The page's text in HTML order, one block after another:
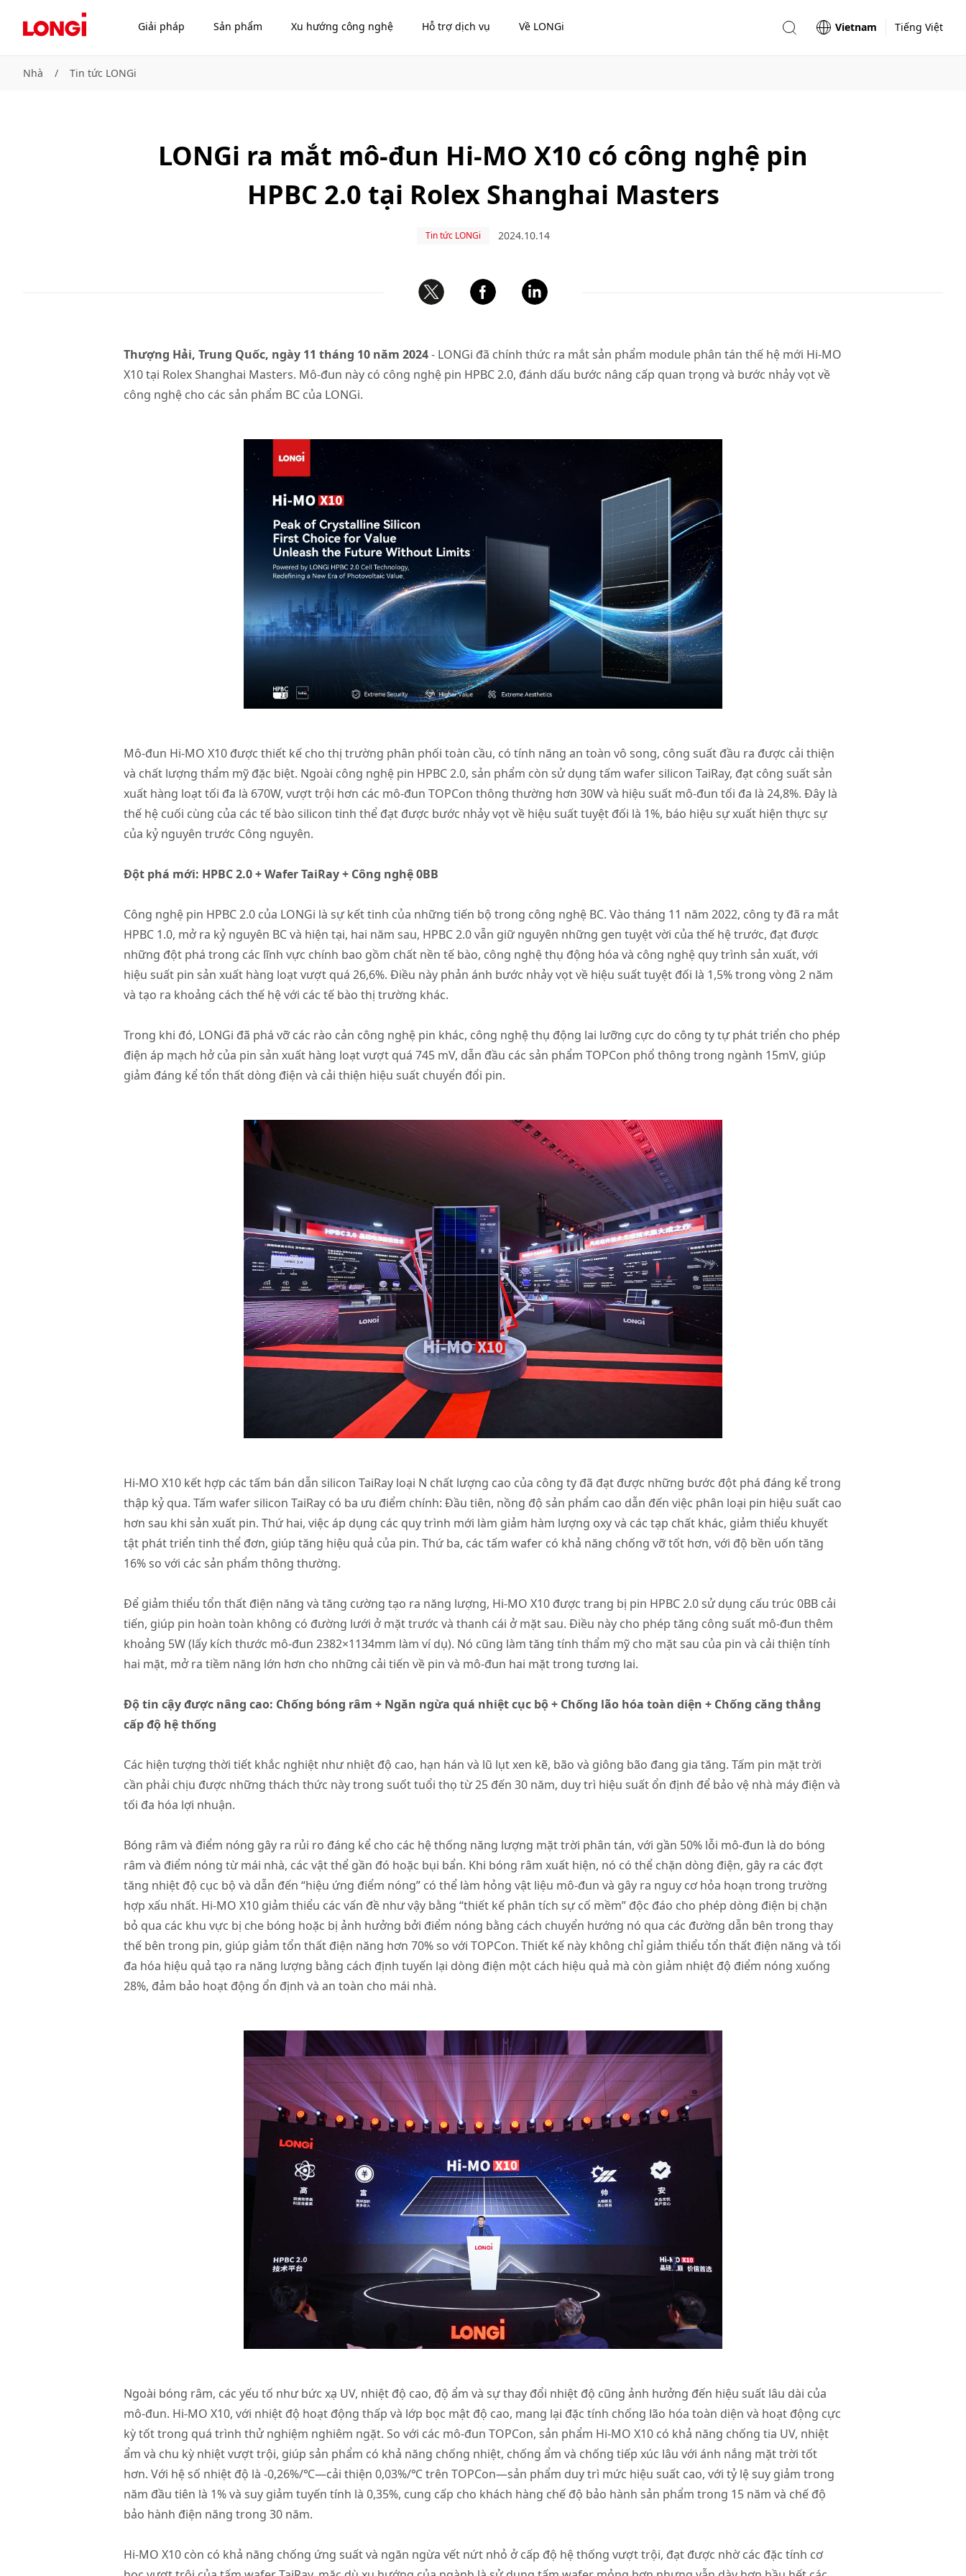
Giải pháp Sản phẩm Xu hướng công nghệ Hỗ trợ dịch vụ Về LONGi Vietnam Tiếng Việt
Nhà / Tin tức LONGi
LONGi ra mắt mô-đun Hi-MO X10 có công nghệ pin
HPBC 2.0 tại Rolex Shanghai Masters
Tin tức LONGi 2024.10.14
Thượng Hải, Trung Quốc, ngày 11 tháng 10 năm 2024- LONGi đã chính thức ra mắt sản phẩm module phân tán thế hệ mới Hi-MO
X10 tại Rolex Shanghai Masters. Mô-đun này có công nghệ pin HPBC 2.0, đánh dấu bước nâng cấp quan trọng và bước nhảy vọt về
công nghệ cho các sản phẩm BC của LONGi.
Mô-đun Hi-MO X10 được thiết kế cho thị trường phân phối toàn cầu, có tính năng an toàn vô song, công suất đầu ra được cải thiện
và chất lượng thẩm mỹ đặc biệt. Ngoài công nghệ pin HPBC 2.0, sản phẩm còn sử dụng tấm wafer silicon TaiRay, đạt công suất sản
xuất hàng loạt tối đa là 670W, vượt trội hơn các mô-đun TOPCon thông thường hơn 30W và hiệu suất mô-đun tối đa là 24,8%. Đây là
thế hệ cuối cùng của các tế bào silicon tinh thể đạt được bước nhảy vọt về hiệu suất tuyệt đối là 1%, báo hiệu sự xuất hiện thực sự
của kỷ nguyên trước Công nguyên.
Đột phá mới: HPBC 2.0 + Wafer TaiRay + Công nghệ 0BB
Công nghệ pin HPBC 2.0 của LONGi là sự kết tinh của những tiến bộ trong công nghệ BC. Vào tháng 11 năm 2022, công ty đã ra mắt
HPBC 1.0, mở ra kỷ nguyên BC và hiện tại, hai năm sau, HPBC 2.0 vẫn giữ nguyên những gen tuyệt vời của thế hệ trước, đạt được
những đột phá trong các lĩnh vực chính bao gồm chất nền tế bào, công nghệ thụ động hóa và công nghệ quy trình sản xuất, với
hiệu suất pin sản xuất hàng loạt vượt quá 26,6%. Điều này phản ánh bước nhảy vọt về hiệu suất tuyệt đối là 1,5% trong vòng 2 năm
và tạo ra khoảng cách thế hệ với các tế bào thị trường khác.
Trong khi đó, LONGi đã phá vỡ các rào cản công nghệ pin khác, công nghệ thụ động lai lưỡng cực do công ty tự phát triển cho phép
điện áp mạch hở của pin sản xuất hàng loạt vượt quá 745 mV, dẫn đầu các sản phẩm TOPCon phổ thông trong ngành 15mV, giúp
giảm đáng kể tổn thất dòng điện và cải thiện hiệu suất chuyển đổi pin.
Hi-MO X10 kết hợp các tấm bán dẫn silicon TaiRay loại N chất lượng cao của công ty đã đạt được những bước đột phá đáng kể trong
thập kỷ qua. Tấm wafer silicon TaiRay có ba ưu điểm chính: Đầu tiên, nồng độ sản phẩm cao dẫn đến việc phân loại pin hiệu suất cao
hơn sau khi sản xuất pin. Thứ hai, việc áp dụng các quy trình mới làm giảm hàm lượng oxy và các tạp chất khác, giảm thiểu khuyết
tật phát triển tinh thể đơn, giúp tăng hiệu quả của pin. Thứ ba, các tấm wafer có khả năng chống vỡ tốt hơn, với độ bền uốn tăng
16% so với các sản phẩm thông thường.
Để giảm thiểu tổn thất điện năng và tăng cường tạo ra năng lượng, Hi-MO X10 được trang bị pin HPBC 2.0 sử dụng cấu trúc 0BB cải
tiến, giúp pin hoàn toàn không có đường lưới ở mặt trước và thanh cái ở mặt sau. Điều này cho phép tăng công suất mô-đun thêm
khoảng 5W (lấy kích thước mô-đun 2382×1134mm làm ví dụ). Nó cũng làm tăng tính thẩm mỹ cho mặt sau của pin và cải thiện tính
hai mặt, mở ra tiềm năng lớn hơn cho những cải tiến về pin và mô-đun hai mặt trong tương lai.
Độ tin cậy được nâng cao: Chống bóng râm + Ngăn ngừa quá nhiệt cục bộ + Chống lão hóa toàn diện + Chống căng thẳng
cấp độ hệ thống
Các hiện tượng thời tiết khắc nghiệt như nhiệt độ cao, hạn hán và lũ lụt xen kẽ, bão và giông bão đang gia tăng. Tấm pin mặt trời
cần phải chịu được những thách thức này trong suốt tuổi thọ từ 25 đến 30 năm, duy trì hiệu suất ổn định để bảo vệ nhà máy điện và
tối đa hóa lợi nhuận.
Bóng râm và điểm nóng gây ra rủi ro đáng kể cho các hệ thống năng lượng mặt trời phân tán, với gần 50% lỗi mô-đun là do bóng
râm và điểm nóng từ mái nhà, các vật thể gần đó hoặc bụi bẩn. Khi bóng râm xuất hiện, nó có thể chặn dòng điện, gây ra các đợt
tăng nhiệt độ cục bộ và dẫn đến “hiệu ứng điểm nóng” có thể làm hỏng vật liệu mô-đun và gây ra nguy cơ hỏa hoạn trong trường
hợp xấu nhất. Hi-MO X10 giảm thiểu các vấn đề như vậy bằng “thiết kế phân tích sự cố mềm” độc đáo cho phép dòng điện bị chặn
bỏ qua các khu vực bị che bóng hoặc bị ảnh hưởng bởi điểm nóng bằng cách chuyển hướng nó qua các đường dẫn bên trong thay
thế bên trong pin, giúp giảm tổn thất điện năng hơn 70% so với TOPCon. Thiết kế này không chỉ giảm thiểu tổn thất điện năng và tối
đa hóa hiệu quả tạo ra năng lượng bằng cách định tuyến lại dòng điện một cách hiệu quả mà còn giảm nhiệt độ điểm nóng xuống
28%, đảm bảo hoạt động ổn định và an toàn cho mái nhà.
Ngoài bóng râm, các yếu tố như bức xạ UV, nhiệt độ cao, độ ẩm và sự thay đổi nhiệt độ cũng ảnh hưởng đến hiệu suất lâu dài của
mô-đun. Hi-MO X10, với nhiệt độ hoạt động thấp và lớp bọc mật độ cao, mang lại đặc tính chống lão hóa toàn diện và hoạt động cực
kỳ tốt trong quá trình thử nghiệm nghiêm ngặt. So với các mô-đun TOPCon, sản phẩm Hi-MO X10 có khả năng chống tia UV, nhiệt
ẩm và chu kỳ nhiệt vượt trội, giúp sản phẩm có khả năng chống nhiệt, chống ẩm và chống tiếp xúc lâu với ánh nắng mặt trời tốt
hơn. Với hệ số nhiệt độ là -0,26%/℃—cải thiện 0,03%/℃ trên TOPCon—sản phẩm duy trì mức hiệu suất cao, với tỷ lệ suy giảm trong
năm đầu tiên là 1% và suy giảm tuyến tính là 0,35%, cung cấp cho khách hàng chế độ bảo hành sản phẩm trong 15 năm và chế độ
bảo hành điện năng trong 30 năm.
Hi-MO X10 còn có khả năng chống ứng suất và ngăn ngừa vết nứt nhỏ ở cấp độ hệ thống vượt trội, đạt được nhờ các đặc tính cơ